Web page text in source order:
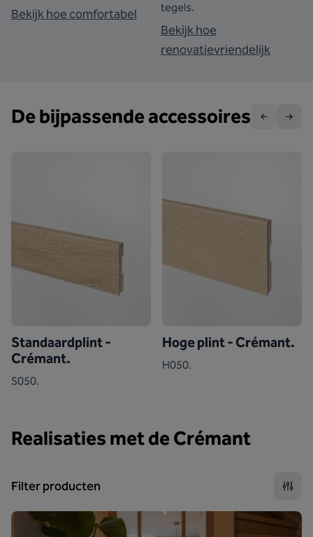
Bekijk hoe comfortabel
tegels.
Bekijk hoe
renovatievriendelijk
De bijpassende accessoires
Standaardplint -
Crémant.
S050.
Hoge plint - Crémant.
H050.
Realisaties met de Crémant
Filter producten